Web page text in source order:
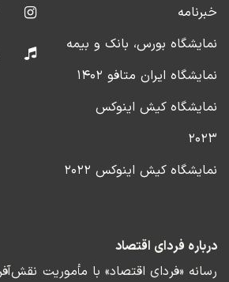
خبرنامه
نمایشگاه بورس، بانک و بیمه
نمایشگاه ایران متافو ۱۴۰۲
نمایشگاه کیش اینوکس
۲۰۲۳
نمایشگاه کیش اینوکس ۲۰۲۲
درباره فردای اقتصاد
رسانه «فردای اقتصاد» با مأموریت